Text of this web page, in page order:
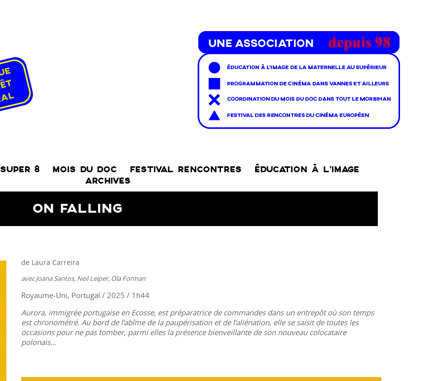
SUPER 8 MOIS DU DOC FESTIVAL RENCONTRES
ÉDUCATION À L’IMAGE
ARCHIVES
ON FALLING
de Laura Carreira
avec Joana Santos, Neil Leiper, Ola Forman
Royaume-Uni, Portugal / 2025 / 1h44
Aurora, immigrée portugaise en Ecosse, est préparatrice de commandes dans un entrepôt où son temps
est chronométré. Au bord de l’abîme de la paupérisation et de l’aliénation, elle se saisit de toutes les
occasions pour ne pas tomber, parmi elles la présence bienveillante de son nouveau colocataire
polonais…